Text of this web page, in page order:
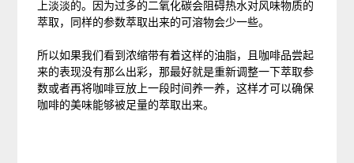
上淡淡的。因为过多的二氧化碳会阻碍热水对风味物质的
萃取，同样的参数萃取出来的可溶物会少一些。
所以如果我们看到浓缩带有着这样的油脂，且咖啡品尝起
来的表现没有那么出彩，那最好就是重新调整一下萃取参
数或者再将咖啡豆放上一段时间养一养，这样才可以确保
咖啡的美味能够被足量的萃取出来。